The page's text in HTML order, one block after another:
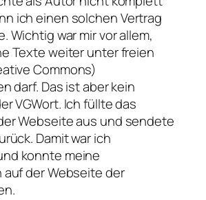
ich einen solchen Vertrag
Wichtig war mir vor allem,
Texte weiter unter freien
Commons)
darf. Das ist aber kein
VGWort. Ich füllte das
Webseite aus und sendete
Damit war ich
konnte meine
auf der Webseite der